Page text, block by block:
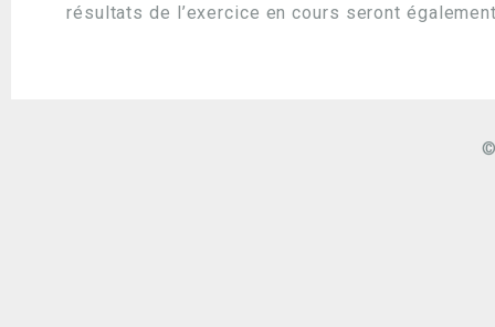
résultats de l’exercice en cours seront
©